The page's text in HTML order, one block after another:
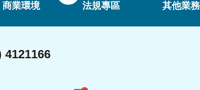
商業環境 法規專區 其他業務
4121166